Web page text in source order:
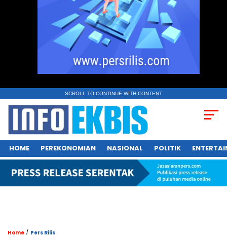
SCROLL TO CONTINUE WITH CONTENT
HOME PEREKONOMIAN NASIONAL POLITIK
Home / Pers Rilis